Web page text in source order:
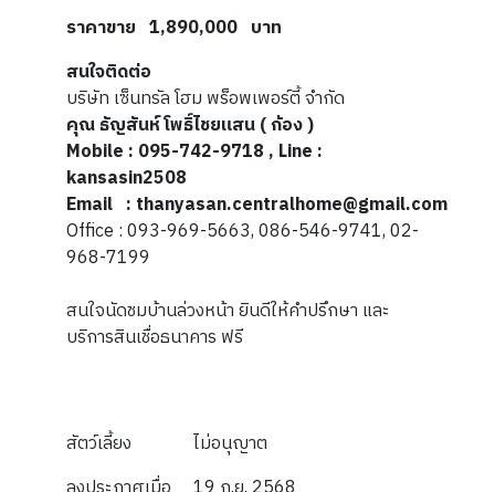
ราคาขาย 1,890,000 บาท
สนใจติดต่อ
บริษัท เซ็นทรัล โฮม พร็อพเพอร์ตี้ จำกัด
คุณ ธัญสันห์ โพธิ์ไชยแสน ( ก้อง )
Mobile : 095-742-9718 , Line :
kansasin2508
Email : thanyasan.centralhome@gmail.com
Office : 093-969-5663, 086-546-9741, 02-
968-7199
สนใจนัดชมบ้านล่วงหน้า ยินดีให้คำปรึกษา และ
บริการสินเชื่อธนาคาร ฟรี
สัตว์เลี้ยง
ไม่อนุญาต